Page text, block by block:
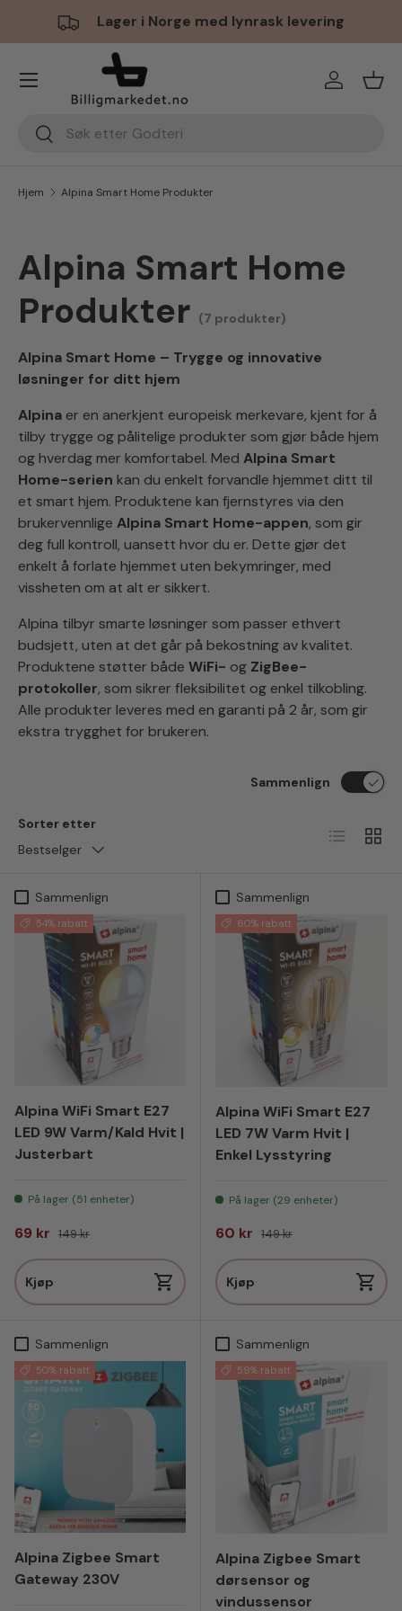
Hopp til innhold
Lager i Norge med lynrask levering
Søk
Søk
Logg inn
Meny
Hjem Alpina Smart Home Produkter
Alpina Smart Home
Produkter (7 produkter)
Alpina Smart Home – Trygge og innovative
løsninger for ditt hjem
Alpina er en anerkjent europeisk merkevare, kjent for å
tilby trygge og pålitelige produkter som gjør både hjem
og hverdag mer komfortabel. Med Alpina Smart
Home-serien kan du enkelt forvandle hjemmet ditt til
et smart hjem. Produktene kan fjernstyres via den
brukervennlige Alpina Smart Home-appen, som gir
deg full kontroll, uansett hvor du er. Dette gjør det
enkelt å forlate hjemmet uten bekymringer, med
vissheten om at alt er sikkert.
Alpina tilbyr smarte løsninger som passer ethvert
budsjett, uten at det går på bekostning av kvalitet.
Produktene støtter både WiFi- og ZigBee-
protokoller, som sikrer fleksibilitet og enkel tilkobling.
Alle produkter leveres med en garanti på 2 år, som gir
ekstra trygghet for brukeren.
Sorter etter
Bestselger
Sammenlign
Liste
Sammenlign
54% rabatt
Alpina WiFi Smart E27
LED 9W Varm/Kald Hvit |
Justerbart
På lager (51 enheter)
Salgspris
69 kr Vanlig pris
149 kr
Kjøp
Sammenlign
60% rabatt
Alpina WiFi Smart E27
LED 7W Varm Hvit |
Enkel Lysstyring
På lager (29 enheter)
Salgspris
60 kr Vanlig pris
149 kr
Kjøp
Sammenlign
50% rabatt
Alpina Zigbee Smart
Gateway 230V
Sammenlign
59% rabatt
Alpina Zigbee Smart
dørsensor og
vindussensor